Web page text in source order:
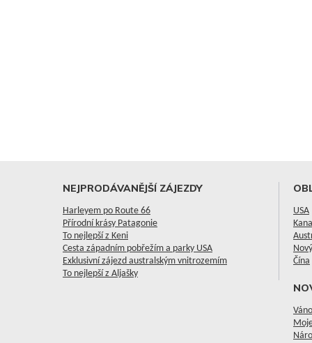
NEJPRODÁVANĚJŠÍ ZÁJEZDY
Harleyem po Route 66
Přírodní krásy Patagonie
To nejlepší z Keni
Cesta západním pobřežím a parky USA
Exklusivní zájezd australským vnitrozemím
To nejlepší z Aljašky
USA
Čína